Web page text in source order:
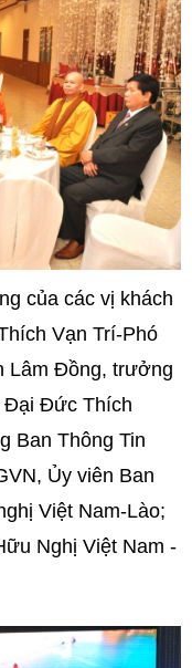
của các vị khách
Vạn Trí-Phó
Lâm Đồng, trưởng
Đại Đức Thích
Ban Thông Tin
Ủy viên Ban
Việt Nam-Lào;
Nghị Việt Nam -